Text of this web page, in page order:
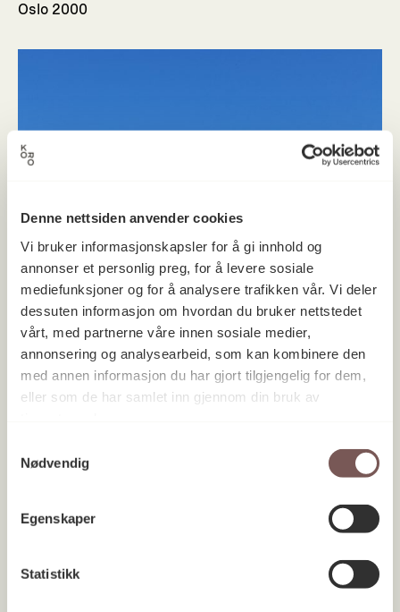
Denne nettsiden anvender cookies
Vi bruker informasjonskapsler for å gi innhold og
annonser et personlig preg, for å levere sosiale
mediefunksjoner og for å analysere trafikken vår. Vi deler
dessuten informasjon om hvordan du bruker nettstedet
vårt, med partnerne våre innen sosiale medier,
annonsering og analysearbeid, som kan kombinere den
med annen informasjon du har gjort tilgjengelig for dem,
eller som de har samlet inn gjennom din bruk av
Nødvendig
Egenskaper
Statistikk
Oslo 2000